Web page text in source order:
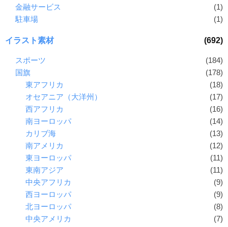
金融サービス
(1)
駐車場
(1)
イラスト素材 (692)
スポーツ
(184)
国旗
(178)
東アフリカ
(18)
オセアニア（大洋州）
(17)
西アフリカ
(16)
南ヨーロッパ
(14)
カリブ海
(13)
南アメリカ
(12)
東ヨーロッパ
(11)
東南アジア
(11)
中央アフリカ
(9)
西ヨーロッパ
(9)
北ヨーロッパ
(8)
中央アメリカ
(7)